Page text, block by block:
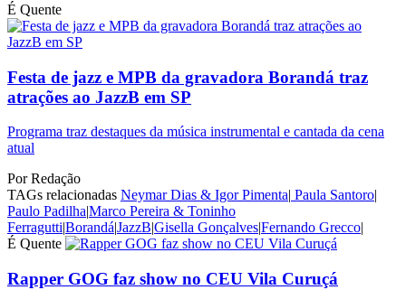
É Quente
Festa de jazz e MPB da gravadora Borandá traz
atrações ao JazzB em SP
Programa traz destaques da música instrumental e cantada da cena
atual
PorRedação
TAGs relacionadas Neymar Dias & Igor Pimenta| Paula Santoro|
Paulo Padilha|Marco Pereira & Toninho
Ferragutti|Borandá|JazzB|Gisella Gonçalves|Fernando Grecco|
É Quente
Rapper GOG faz show no CEU Vila Curuçá